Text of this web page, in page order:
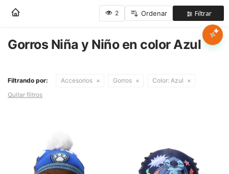
Nota:
este
web
incluye
de
accesibilidad.
Gorros Niña y Niño en color Azul
Filtrando por: Accesorios Gorros Color: Azul
Quitar filtros
Mujer
Hombre
Marcas